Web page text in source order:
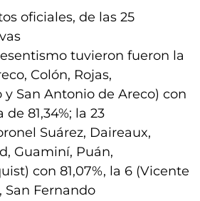
oficiales, de las 25
tuvieron fueron la
Colón, Rojas,
y San Antonio de Areco) con
81,34%; la 23
Suárez, Daireaux,
Guaminí, Puán,
con 81,07%, la 6 (Vicente
San Fernando